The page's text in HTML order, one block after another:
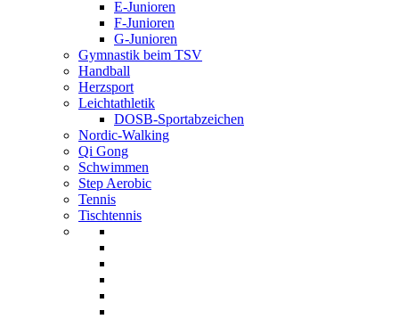
E-Junioren
F-Junioren
G-Junioren
Gymnastik beim TSV
Handball
Herzsport
Leichtathletik
DOSB-Sportabzeichen
Nordic-Walking
Qi Gong
Schwimmen
Step Aerobic
Tennis
Tischtennis